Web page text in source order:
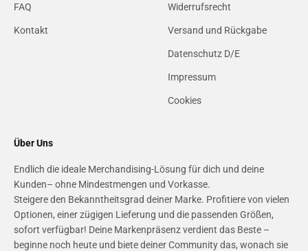
FAQ
Kontakt
Widerrufsrecht
Versand und Rückgabe
Datenschutz D/E
Impressum
Cookies
Über Uns
Endlich die ideale Merchandising-Lösung für dich und deine
Kunden– ohne Mindestmengen und Vorkasse.
Steigere den Bekanntheitsgrad deiner Marke. Profitiere von vielen
Optionen, einer zügigen Lieferung und die passenden Größen,
sofort verfügbar! Deine Markenpräsenz verdient das Beste –
beginne noch heute und biete deiner Community das, wonach sie